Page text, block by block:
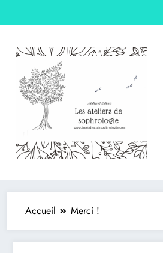
Accueil Merci !